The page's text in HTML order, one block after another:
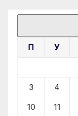
П У
3 4
10 11